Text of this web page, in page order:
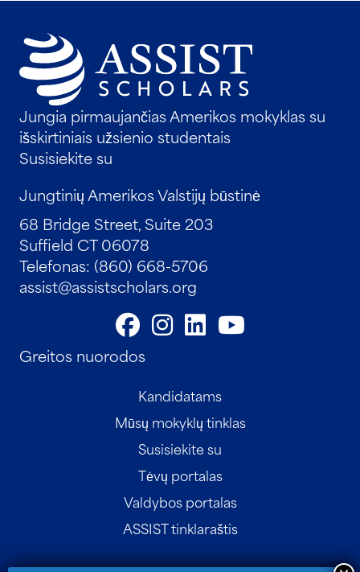
Jungia pirmaujančias Amerikos mokyklas su
išskirtiniais užsienio studentais
Susisiekite su
Jungtinių Amerikos Valstijų būstinė
68 Bridge Street, Suite 203
Suffield CT 06078
Telefonas: (860) 668-5706
assist@assistscholars.org
Greitos nuorodos
Kandidatams
Mūsų mokyklų tinklas
Susisiekite su
Tėvų portalas
Valdybos portalas
ASSIST tinklaraštis